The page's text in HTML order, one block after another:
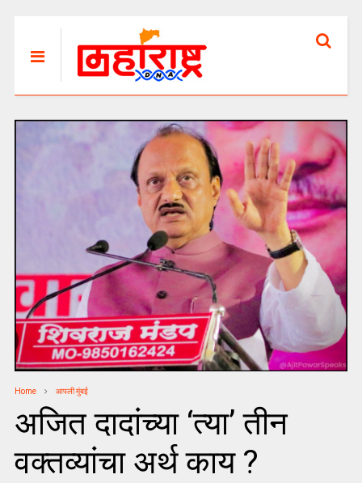
Home आपली मुंबई
अजित दादांच्या ‘त्या’ तीन
वक्तव्यांचा अर्थ काय ?